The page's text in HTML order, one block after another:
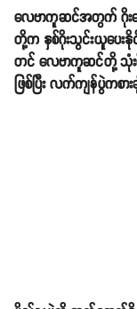
လေဗာကူဆင်အတွက် ဂိုးတွ
တို့က နှစ်ဂိုးသွင်းယူပေးနို
တင် လေဗာကူဆင်တို့ သုံး
ဖြစ်ပြီး လက်ကျန်ပွဲက